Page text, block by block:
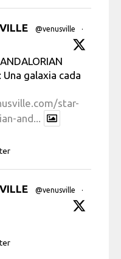
@venusville
·
Una galaxia cada
star-
and...
@venusville
·